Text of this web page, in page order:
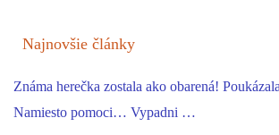
Najnovšie články
Známa herečka zostala ako obarená!
Namiesto pomoci… Vypadni …